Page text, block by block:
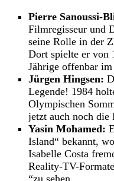
Pierre Sanoussi-
Filmregisseur und
seine Rolle in der
Dort spielte er von
Jährige offenbar
Jürgen Hingsen:
Legende! 1984
Olympischen
jetzt auch noch die
Yasin Mohamed:
Island“ bekannt,
Isabelle Costa
Reality-TV-
“zu sehen.